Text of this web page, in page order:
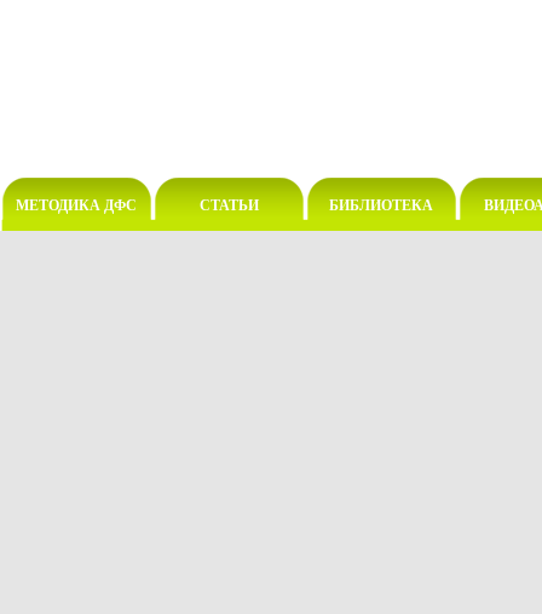
МЕТОДИКА ДФС СТАТЬИ БИБЛИОТЕКА